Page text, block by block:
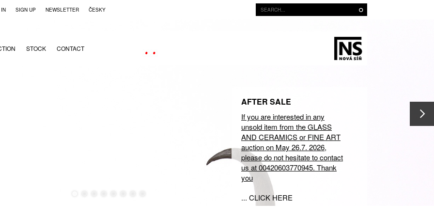
SIGN UP NEWSLETTER ČESKY
STOCK CONTACT
AFTER SALE
If you are interested in any
unsold item from the GLASS
AND CERAMICS or FINE ART
auction on May 26.7. 2026,
please do not hesitate to contact
us at 00420603770945. Thank
you
... CLICK HERE